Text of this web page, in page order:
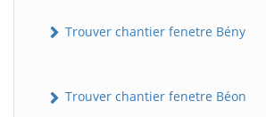
Trouver chantier fenetre Bény
Trouver chantier fenetre Béon